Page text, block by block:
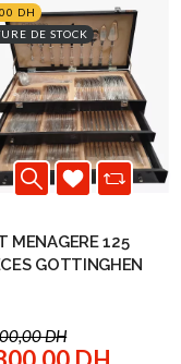
DH
DE STOCK
MENAGERE 125
GOTTINGHEN
DH